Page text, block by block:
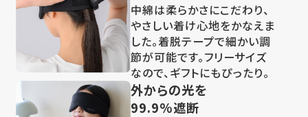
中綿は柔らかさにこだわり、
やさしい着け心地をかなえま
した。着脱テープで細かい調
節が可能です。フリーサイズ
なので、ギフトにもぴったり。
外からの光を
99.9%遮断